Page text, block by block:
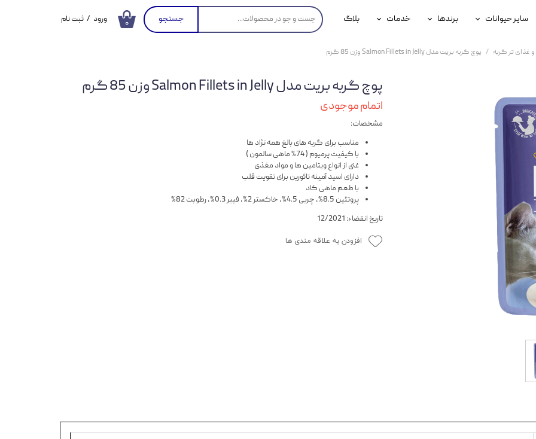
۰ جستجو
سگ
سایر حیوانات
محصولات پرندگان
محصولات آبزیان
برندها خدمات
خدمات آنلاین دامپزشکی
بلاگ ورود / ثبت نام
سفارشات
غذای تر گربه پوچ گربه بریت مدل Salmon Fillets in Jelly وزن 85 گرم
پوچ گربه بریت مدل Salmon Fillets in Jelly وزن 85 گرم
اتمام موجودی
مشخصات:
مناسب برای گربه های بالغ همه نژاد ها
با کیفیت پرمیوم ( 74% ماهی سالمون )
غنی از انواع ویتامین ها و مواد مغذی
دارای اسید آمینه تائورین برای تقویت قلب
با طعم ماهی کاد
پروتئین 8.5%، چربی 4.5%، خاکستر 2%، فیبر 0.3%، رطوبت 82%
تاریخ انقضاء: 12/2021
افزودن به علاقه مندی ها